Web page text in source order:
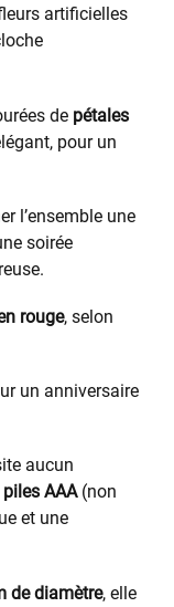
artificielles
de pétales
pour un
l’ensemble une
soirée
rouge, selon
un anniversaire
aucun
AAA(non
et une
de diamètre, elle